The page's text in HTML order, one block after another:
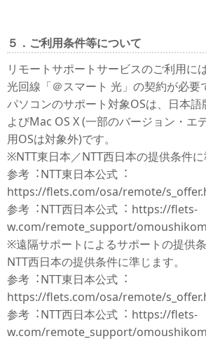
５．ご利用条件等について
リモートサポートサービスのご利用に
光回線「＠スマート 光」の契約が必要
パソコンのサポート対象OSは、日本
よびMac OS X (一部のバージョン・エ
用OSは対象外)です。
※NTT東日本／NTT西日本の提供条件に
参考︓NTT東日本公式︓
https://flets.com/osa/remote/
参考︓NTT西日本公式︓ https://flets-
w.com/remote_support/
※遠隔サポートによるサポートの提供
NTT西日本の提供条件に準じます。
参考︓NTT東日本公式︓
https://flets.com/osa/remote/
参考︓NTT西日本公式︓ https://flets-
w.com/remote_support/